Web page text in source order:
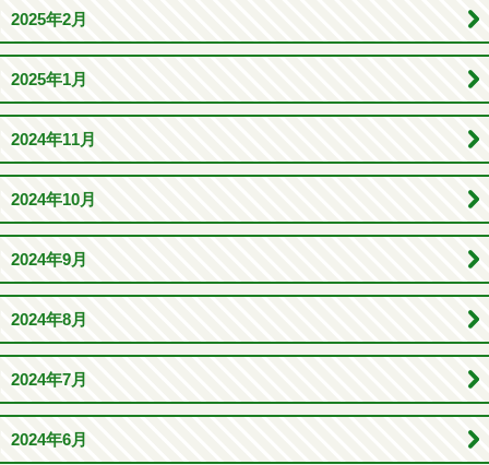
2025年2月
2025年1月
2024年11月
2024年10月
2024年9月
2024年8月
2024年7月
2024年6月